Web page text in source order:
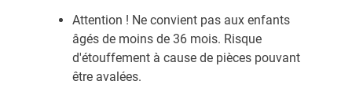
Attention ! Ne convient pas aux enfants
âgés de moins de 36 mois. Risque
d'étouffement à cause de pièces pouvant
être avalées.